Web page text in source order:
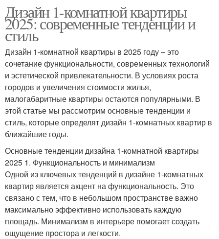
Дизайн 1-комнатной квартиры
2025: современные тенденции и
стиль
Дизайн 1-комнатной квартиры в 2025 году – это
сочетание функциональности, современных технологий
и эстетической привлекательности. В условиях роста
городов и увеличения стоимости жилья,
малогабаритные квартиры остаются популярными. В
этой статье мы рассмотрим основные тенденции и
стиль, которые определят дизайн 1-комнатных квартир в
ближайшие годы.
Основные тенденции дизайна 1-комнатной квартиры
2025 1. Функциональность и минимализм
Одной из ключевых тенденций в дизайне 1-комнатных
квартир является акцент на функциональность. Это
связано с тем, что в небольшом пространстве важно
максимально эффективно использовать каждую
площадь. Минимализм в интерьере помогает создать
ощущение простора и легкости.